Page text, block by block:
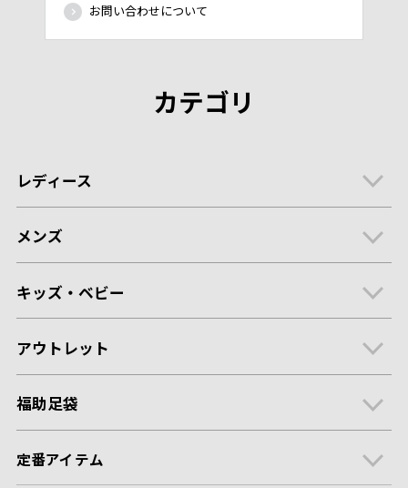
お問い合わせについて
カテゴリ
レディース
メンズ
キッズ・ベビー
アウトレット
福助足袋
定番アイテム